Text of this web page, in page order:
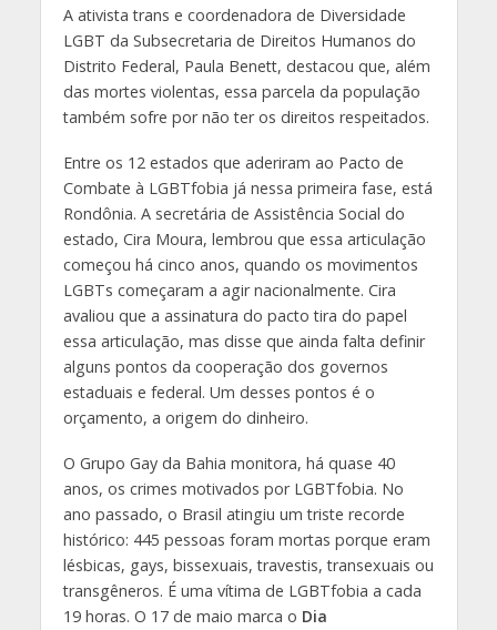
A ativista trans e coordenadora de Diversidade
LGBT da Subsecretaria de Direitos Humanos do
Distrito Federal, Paula Benett, destacou que, além
das mortes violentas, essa parcela da população
também sofre por não ter os direitos respeitados.
Entre os 12 estados que aderiram ao Pacto de
Combate à LGBTfobia já nessa primeira fase, está
Rondônia. A secretária de Assistência Social do
estado, Cira Moura, lembrou que essa articulação
começou há cinco anos, quando os movimentos
LGBTs começaram a agir nacionalmente. Cira
avaliou que a assinatura do pacto tira do papel
essa articulação, mas disse que ainda falta definir
alguns pontos da cooperação dos governos
estaduais e federal. Um desses pontos é o
orçamento, a origem do dinheiro.
O Grupo Gay da Bahia monitora, há quase 40
anos, os crimes motivados por LGBTfobia. No
ano passado, o Brasil atingiu um triste recorde
histórico: 445 pessoas foram mortas porque eram
lésbicas, gays, bissexuais, travestis, transexuais ou
transgêneros. É uma vítima de LGBTfobia a cada
19 horas. O 17 de maio marca o Dia